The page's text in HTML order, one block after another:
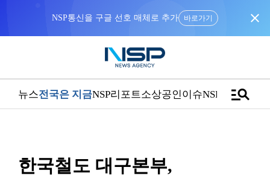
NSP통신을 구글 선호 매체로 추가 바로가기 close
뉴스전국은 지금NSP리포트소상공인이슈NSPTVmanage_search
한국철도 대구본부,